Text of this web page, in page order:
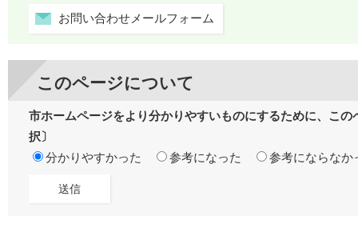
お問い合わせメールフォーム
このページについて
市ホームページをより分かりやすいものにするために、こ
択〕
分かりやすかった
参考になった 参考にならなか